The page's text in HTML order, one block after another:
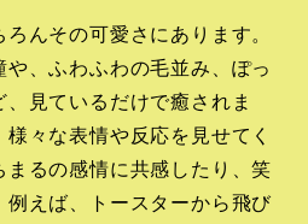
んその可愛さにあります。
や、ふわふわの毛並み、ぽっ
見ているだけで癒されま
々な表情や反応を見せてく
るの感情に共感したり、笑
例えば、トースターから飛び